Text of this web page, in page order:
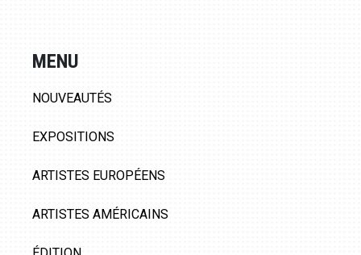
MENU
NOUVEAUTÉS
EXPOSITIONS
ARTISTES EUROPÉENS
ARTISTES AMÉRICAINS